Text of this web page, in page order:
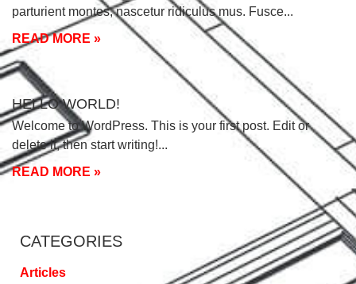
parturient montes, nascetur ridiculus mus. Fusce
READ MORE »
HELLO WORLD!
Welcome to WordPress. This is your first post. Edit or
delete it, then start writing!
READ MORE »
CATEGORIES
Articles